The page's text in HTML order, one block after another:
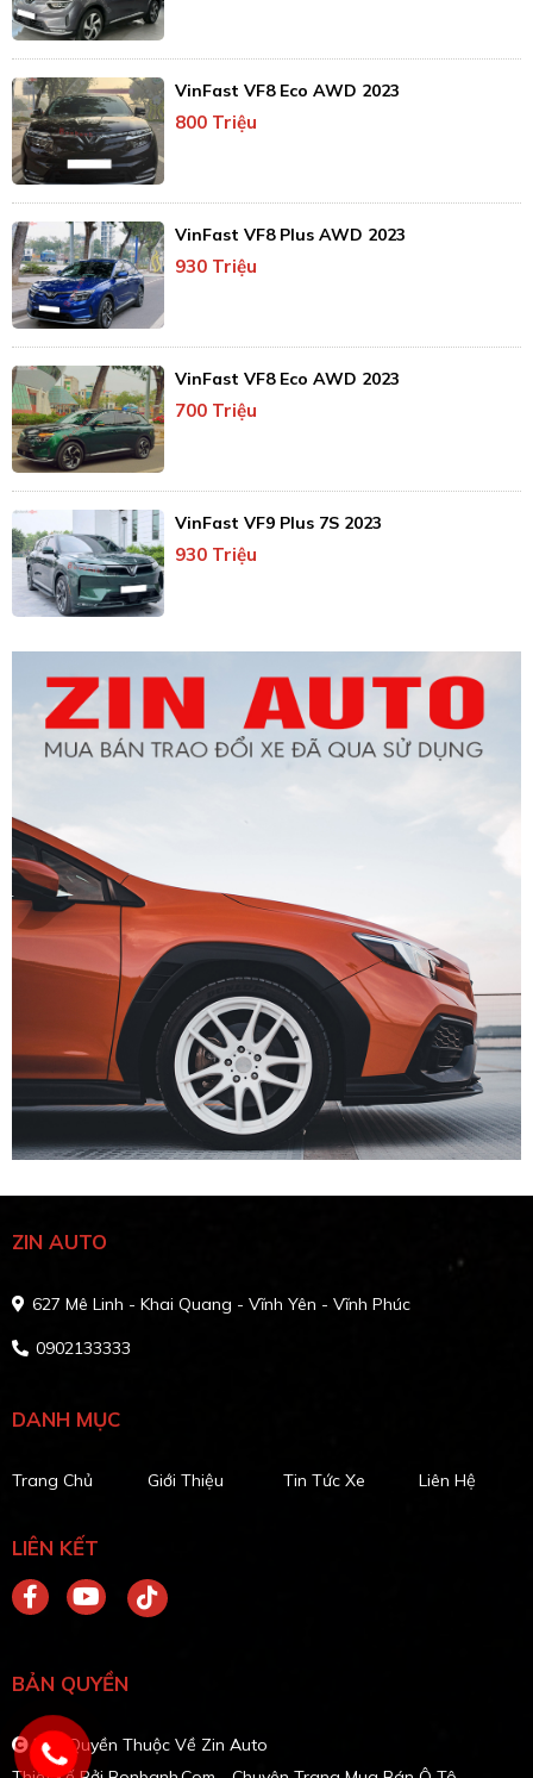
VinFast VF8 Eco AWD 2023
800 Triệu
VinFast VF8 Plus AWD 2023
930 Triệu
VinFast VF8 Eco AWD 2023
700 Triệu
VinFast VF9 Plus 7S 2023
930 Triệu
ZIN AUTO
627 Mê Linh - Khai Quang - Vĩnh Yên - Vĩnh Phúc
0902133333
DANH MỤC
Trang Chủ Giới Thiệu Tin Tức Xe Liên Hệ
LIÊN KẾT
BẢN QUYỀN
Bản Quyền Thuộc Về Zin Auto